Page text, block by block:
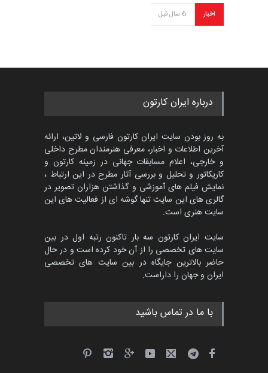
اخبار 6 سال قبل
درباره ایران کارتون
به روز بودن سایت ایران کارتون فارسی و لاتین، ارائه
آخرین اطلاعات و اخبار، معرفی هنرمندان مطرح داخلی
و خارجی، اعلام مسابقات جهانی در زمینه کارتون و
کاریکاتور و تحلیل و بررسی آثار مطرح در این ارتباط ،
نمایش فیلم های آموزشی و گذاشتن هزاران تصویر در
گالری های این سایت تنها گوشه ای از فعالیت های این
سایت هنری است.
سایت ایران کارتون سه بار تاکنون رتبه اول در بین
سایت های تخصصی را از آن خود کرده است و در حال
حاضر بالاترین جایگاه در بین سایت های تخصصی
ایران و جهان را داراست.
با ما در تماس باشید